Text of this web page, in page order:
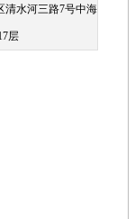
清水河三路7号中海
层